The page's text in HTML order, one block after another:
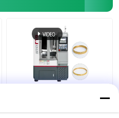
5軸CNC機械 金属精密5